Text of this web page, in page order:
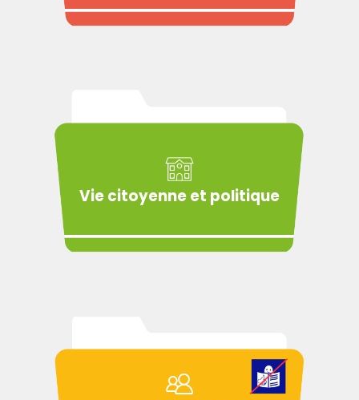
Vie citoyenne et politique